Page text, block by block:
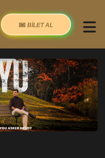
BİLET AL